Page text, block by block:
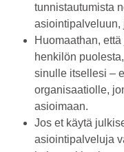
tunnistautumista
asiointipalveluun,
Huomaathan,
henkilön
sinulle itsellesi –
organisaatiolle,
asioimaan.
Jos et käytä
asiointipalveluja